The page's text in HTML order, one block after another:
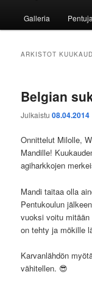
Galleria Pentuja
ARKISTOT
Belgian
Julkaistu08.04.2014
Onnittelut Milolle,
Mandille!
agiharkkojen
Mandi taitaa olla
Pentukoulun
vuoksi voitu
on tehty ja mökille
Karvanlähdön
vähitellen. 😎